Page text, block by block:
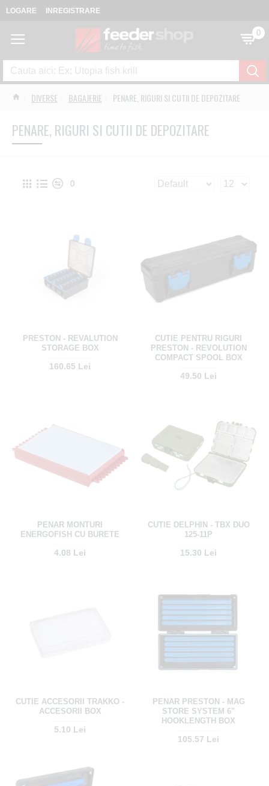
LOGARE INREGISTRARE
0
DIVERSE BAGAJERIE PENARE, RIGURI SI CUTII DE DEPOZITARE
PENARE, RIGURI SI CUTII DE DEPOZITARE
0
PRESTON - REVALUTION
STORAGE BOX
160.65 Lei
CUTIE PENTRU RIGURI
PRESTON - REVOLUTION
COMPACT SPOOL BOX
49.50 Lei
PENAR MONTURI
ENERGOFISH CU BURETE
4.08 Lei
CUTIE DELPHIN - TBX DUO
125-11P
15.30 Lei
CUTIE ACCESORII TRAKKO -
ACCESORII BOX
5.10 Lei
PENAR PRESTON - MAG
STORE SYSTEM 6"
HOOKLENGTH BOX
105.57 Lei